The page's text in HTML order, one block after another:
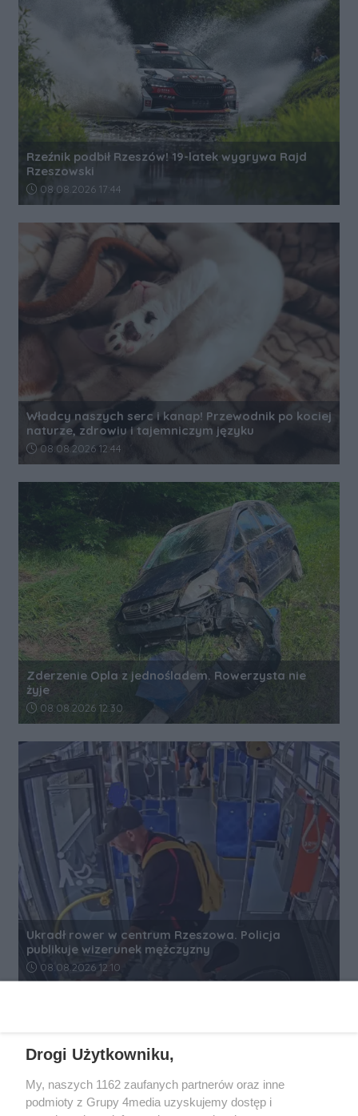
Rzeźnik podbił Rzeszów! 19-latek wygrywa Rajd
Rzeszowski
Data dodania artykułu:
08.08.2026 17:44
Władcy naszych serc i kanap! Przewodnik po kociej
naturze, zdrowiu i tajemniczym języku
Data dodania artykułu:
08.08.2026 12:44
Zderzenie Opla z jednośladem. Rowerzysta nie
żyje
Data dodania artykułu:
08.08.2026 12:30
Ukradł rower w centrum Rzeszowa. Policja
publikuje wizerunek mężczyzny
Data dodania artykułu:
08.08.2026 12:10
Drogi Użytkowniku,
My, naszych 1162 zaufanych partnerów oraz inne
podmioty z Grupy 4media uzyskujemy dostęp i